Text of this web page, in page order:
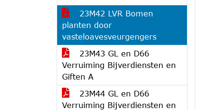
23M42 LVR Bomen
planten door
vasteloavesveurgengers
23M43 GL en D66
Verruiming Bijverdiensten en
Giften A
23M44 GL en D66
Verruiming Bijverdiensten en